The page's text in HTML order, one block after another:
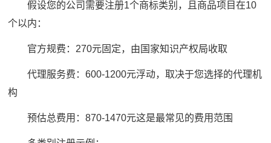
假设您的公司需要注册1个商标类别，且商品项目在10
个以内：
官方规费：270元固定，由国家知识产权局收取
代理服务费：600-1200元浮动，取决于您选择的代理机
构
预估总费用：870-1470元这是最常见的费用范围